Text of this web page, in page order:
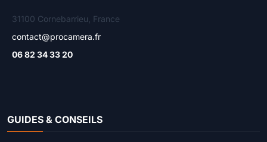
31100 Cornebarrieu, France
contact@procamera.fr
06 82 34 33 20
GUIDES & CONSEILS